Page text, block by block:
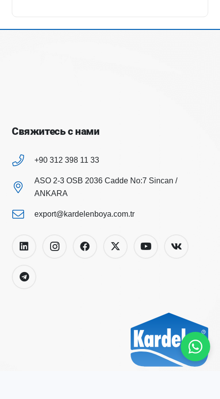
Свяжитесь с нами
+90 312 398 11 33
ASO 2-3 OSB 2036 Cadde No:7 Sincan /
ANKARA
export@kardelenboya.com.tr